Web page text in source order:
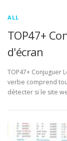
ALL
TOP47+
d'écran
TOP47+ Conjuguer
verbe comprend
détecter si le site